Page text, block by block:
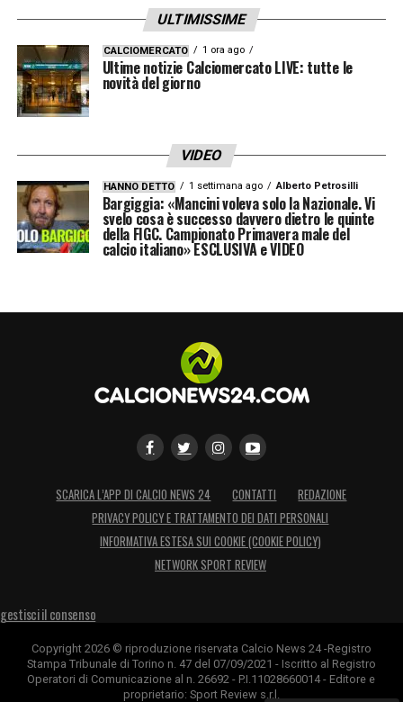
ULTIMISSIME
CALCIOMERCATO 1 ora ago
Ultime notizie Calciomercato LIVE: tutte le
novità del giorno
VIDEO
HANNO DETTO 1 settimana ago Alberto Petrosilli
Bargiggia: «Mancini voleva solo la Nazionale. Vi
svelo cosa è successo davvero dietro le quinte
della FIGC. Campionato Primavera male del
calcio italiano» ESCLUSIVA e VIDEO
SCARICA L’APP DI CALCIO NEWS 24 CONTATTI
REDAZIONE
PRIVACY POLICY E TRATTAMENTO DEI DATI PERSONALI
INFORMATIVA ESTESA SUI COOKIE (COOKIE POLICY)
NETWORK SPORT REVIEW
gestisci il consenso
Copyright 2026 © riproduzione riservata Calcio News 24 -Registro
Stampa Tribunale di Torino n. 47 del 07/09/2021 - Iscritto al Registro
Operatori di Comunicazione al n. 26692 - P.I.11028660014 - Editore e
proprietario: Sport Review s.r.l.